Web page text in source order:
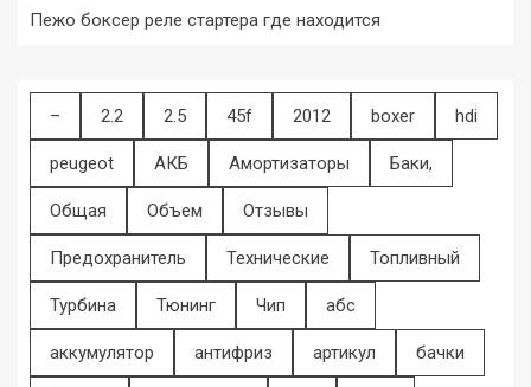
Пежо боксер реле стартера где находится
– 2.2 2.5 45f 2012 boxer hdi
peugeot АКБ Амортизаторы Баки,
Общая Объем Отзывы
Предохранитель Технические Топливный
Турбина Тюнинг Чип абс
аккумулятор антифриз артикул бачки